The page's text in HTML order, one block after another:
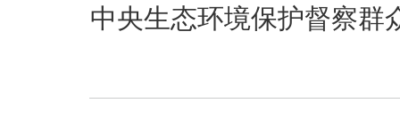
中央生态环境保护督察群